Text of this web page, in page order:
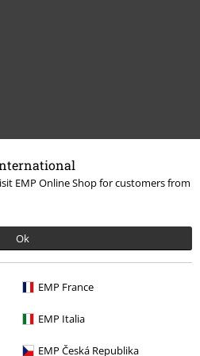
EMP Online Shop for customers from
Ok
EMP France
EMP Italia
EMP Česká Republika
doplňky Hodinky
Harry Potter Témata